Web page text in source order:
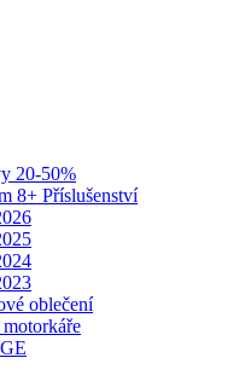
20-50%
8+ Příslušenství
oblečení